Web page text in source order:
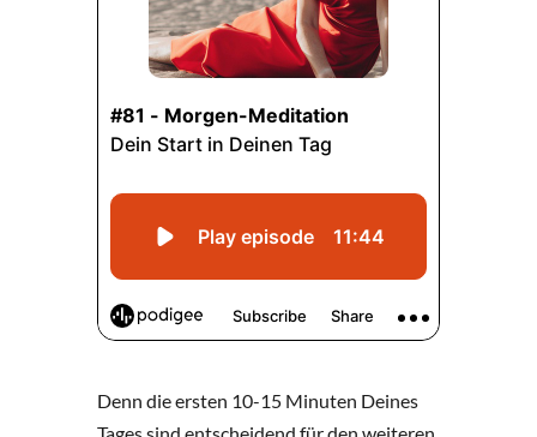
Denn die ersten 10-15 Minuten Deines